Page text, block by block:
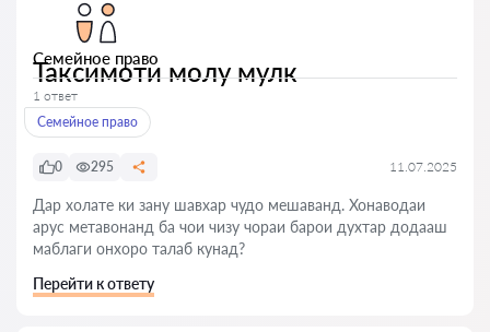
Семейное право
Таксимоти молу мулк
1 ответ
Семейное право
0 295 11.07.2025
Дар холате ки зану шавхар чудо мешаванд. Хонаводаи
арус метавонанд ба чои чизу чораи барои духтар додааш
маблаги онхоро талаб кунад?
Перейти к ответу